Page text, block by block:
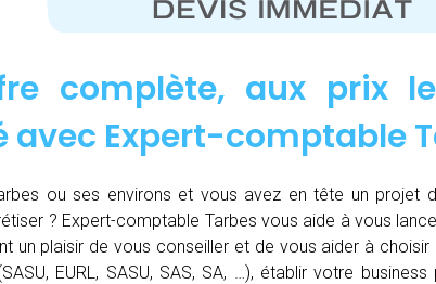
complète, aux prix
avec Expert-comptable
ou ses environs et vous avez en tête un projet
? Expert-comptable Tarbes vous aide à vous
un plaisir de vous conseiller et de vous aider à
EURL, SASU, SAS, SA, …), établir votre